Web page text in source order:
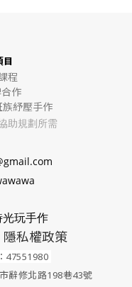
目
程
作
紓壓手作
助規劃所需
玩手作
隱私權政策
47551980
辭修北路198巷43號